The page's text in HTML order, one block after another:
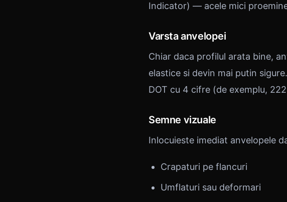
Indicator) — acele mici
Varsta anvelopei
Chiar daca profilul arata bine,
elastice si devin mai putin
DOT cu 4 cifre (de exemplu,
Semne vizuale
Inlocuieste imediat anvelopele
Crapaturi pe flancuri
Umflaturi sau deformari